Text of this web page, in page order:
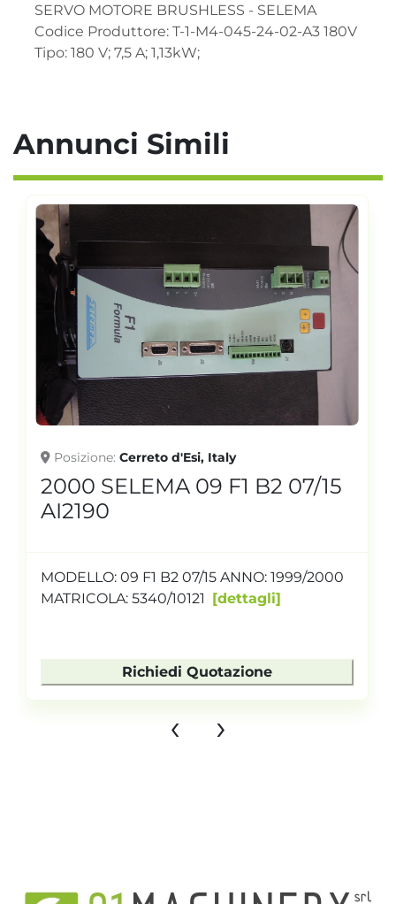
SERVO MOTORE BRUSHLESS - SELEMA
Codice Produttore: T-1-M4-045-24-02-A3 180V
Tipo: 180 V; 7,5 A; 1,13kW;
Annunci Simili
Posizione Cerreto d'Esi, Italy
2000 SELEMA 09 F1 B2 07/15
AI2190
MODELLO: 09 F1 B2 07/15 ANNO: 1999/2000
MATRICOLA: 5340/10121
dettagli
Richiedi Quotazione
‹ ›